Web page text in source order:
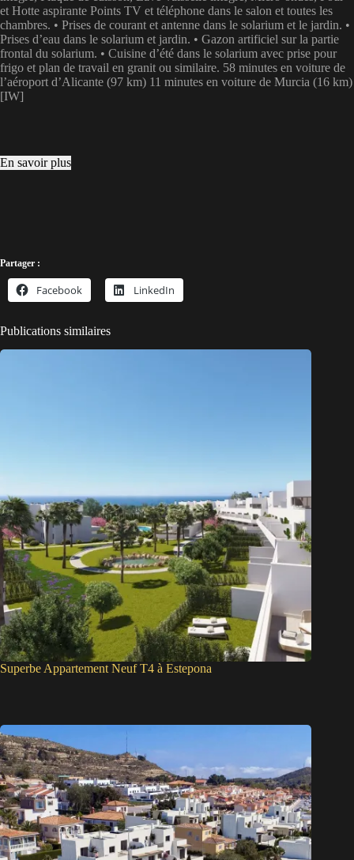
et Hotte aspirante Points TV et téléphone dans le salon et toutes les
chambres. • Prises de courant et antenne dans le solarium et le jardin. •
Prises d’eau dans le solarium et jardin. • Gazon artificiel sur la partie
frontal du solarium. • Cuisine d’été dans le solarium avec prise pour
frigo et plan de travail en granit ou similaire. 58 minutes en voiture de
l’aéroport d’Alicante (97 km) 11 minutes en voiture de Murcia (16 km)
[IW]
En savoir plus
Partager :
Facebook LinkedIn
Publications similaires
Superbe Appartement Neuf T4 à Estepona